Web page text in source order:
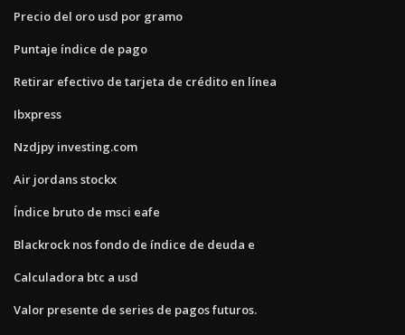
Precio del oro usd por gramo
Puntaje índice de pago
Retirar efectivo de tarjeta de crédito en línea
Ibxpress
Nzdjpy investing.com
Air jordans stockx
Índice bruto de msci eafe
Blackrock nos fondo de índice de deuda e
Calculadora btc a usd
Valor presente de series de pagos futuros.